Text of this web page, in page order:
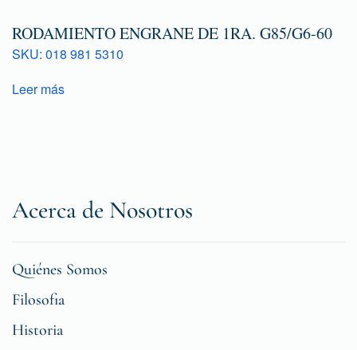
RODAMIENTO ENGRANE DE 1RA. G85/G6-60
SKU: 018 981 5310
Leer más
Acerca de Nosotros
Quiénes Somos
Filosofia
Historia